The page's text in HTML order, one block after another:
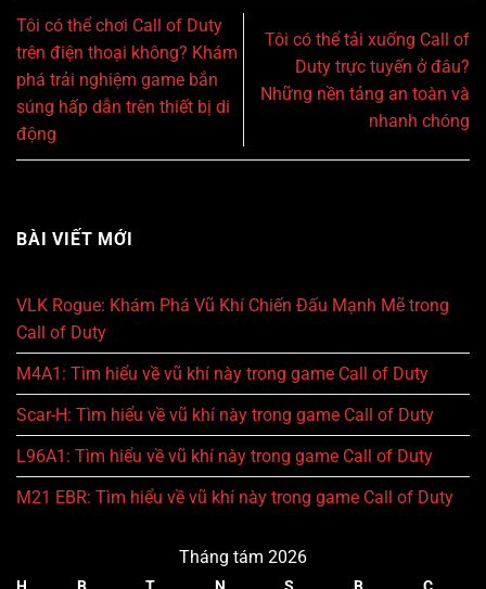
Tôi có thể chơi Call of Duty
trên điện thoại không? Khám
phá trải nghiệm game bắn
súng hấp dẫn trên thiết bị di
động
Tôi có thể tải xuống Call of
Duty trực tuyến ở đâu?
Những nền tảng an toàn và
nhanh chóng
BÀI VIẾT MỚI
VLK Rogue: Khám Phá Vũ Khí Chiến Đấu Mạnh Mẽ trong
Call of Duty
M4A1: Tìm hiểu về vũ khí này trong game Call of Duty
Scar-H: Tìm hiểu về vũ khí này trong game Call of Duty
L96A1: Tìm hiểu về vũ khí này trong game Call of Duty
M21 EBR: Tìm hiểu về vũ khí này trong game Call of Duty
Tháng tám 2026